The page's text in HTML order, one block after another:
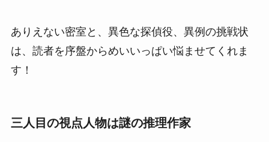
ありえない密室と、異色な探偵役、異例の挑戦状
は、読者を序盤からめいいっぱい悩ませてくれま
す！
三人目の視点人物は謎の推理作家